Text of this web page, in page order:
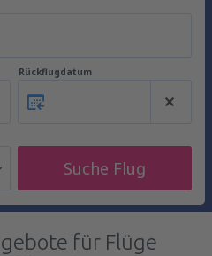
Rückflugdatum
Suche Flug
für Flüge